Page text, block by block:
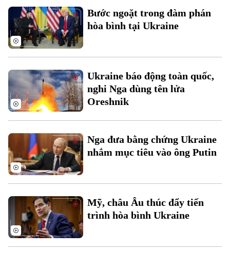
Liên hệ đường dây nóng (bấm để gọi)
Bước ngoặt trong đàm phán
hòa bình tại Ukraine
Ukraine báo động toàn quốc,
nghi Nga dùng tên lửa
Oreshnik
Nga đưa bằng chứng Ukraine
nhắm mục tiêu vào ông Putin
Mỹ, châu Âu thúc đẩy tiến
trình hòa bình Ukraine